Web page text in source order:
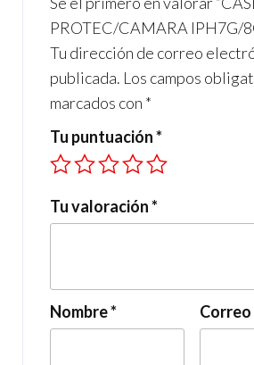
k
p
PROTEC/CAMARA IPH7G/
Tu dirección de correo
publicada. Los campos
marcados con *
Tu puntuación*
Tu valoración*
Nombre*